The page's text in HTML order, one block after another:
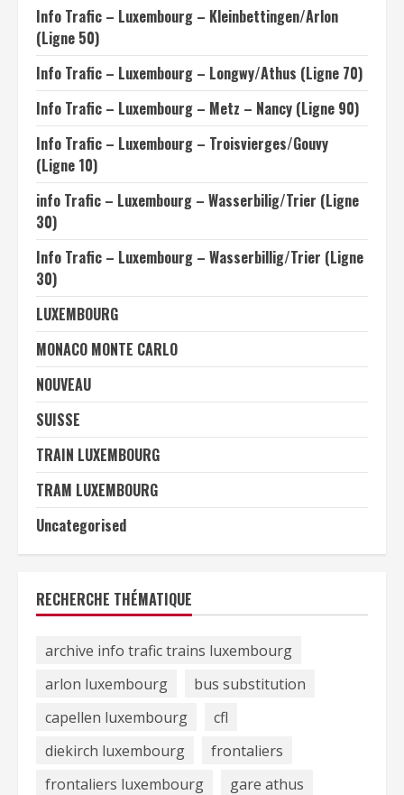
Info Trafic – Luxembourg – Kleinbettingen/Arlon
(Ligne 50)
Info Trafic – Luxembourg – Longwy/Athus (Ligne 70)
Info Trafic – Luxembourg – Metz – Nancy (Ligne 90)
Info Trafic – Luxembourg – Troisvierges/Gouvy
(Ligne 10)
info Trafic – Luxembourg – Wasserbilig/Trier (Ligne
30)
Info Trafic – Luxembourg – Wasserbillig/Trier (Ligne
30)
LUXEMBOURG
MONACO MONTE CARLO
NOUVEAU
SUISSE
TRAIN LUXEMBOURG
TRAM LUXEMBOURG
Uncategorised
RECHERCHE THÉMATIQUE
archive info trafic trains luxembourg
arlon luxembourg
bus substitution
capellen luxembourg
cfl
diekirch luxembourg
frontaliers
frontaliers luxembourg
gare athus